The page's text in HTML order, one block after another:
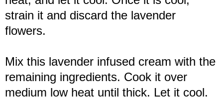
strain it and discard the lavender
flowers.
Mix this lavender infused cream with the
remaining ingredients. Cook it over
medium low heat until thick. Let it cool.